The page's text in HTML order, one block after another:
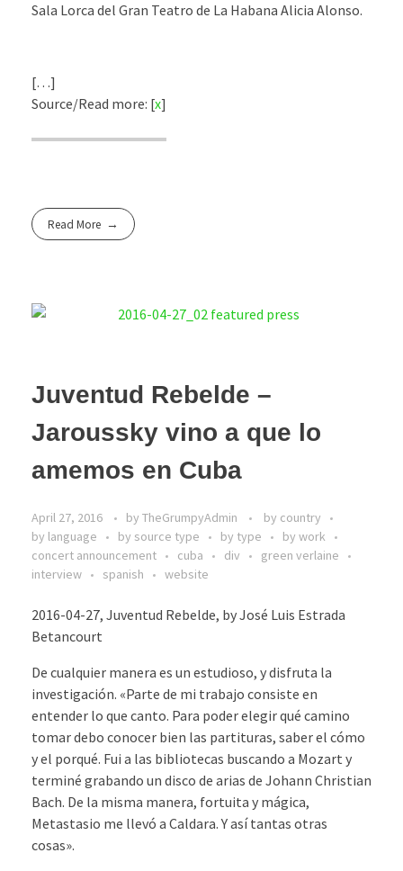
Sala Lorca del Gran Teatro de La Habana Alicia Alonso.
[…]
Source/Read more: [x]
Read More
Juventud Rebelde –
Jaroussky vino a que lo
amemos en Cuba
April 27, 2016 by TheGrumpyAdmin
by country
by language
by source type by type
by work
concert announcement
cuba div
green verlaine
interview
spanish website
2016-04-27, Juventud Rebelde, by José Luis Estrada
Betancourt
De cualquier manera es un estudioso, y disfruta la
investigación. «Parte de mi trabajo consiste en
entender lo que canto. Para poder elegir qué camino
tomar debo conocer bien las partituras, saber el cómo
y el porqué. Fui a las bibliotecas buscando a Mozart y
terminé grabando un disco de arias de Johann Christian
Bach. De la misma manera, fortuita y mágica,
Metastasio me llevó a Caldara. Y así tantas otras
cosas».